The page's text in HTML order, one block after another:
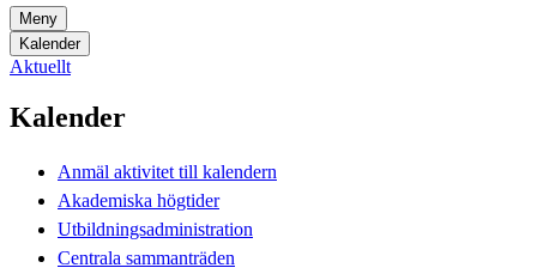
Meny
Kalender
Aktuellt
Kalender
Anmäl aktivitet till kalendern
Akademiska högtider
Utbildningsadministration
Centrala sammanträden